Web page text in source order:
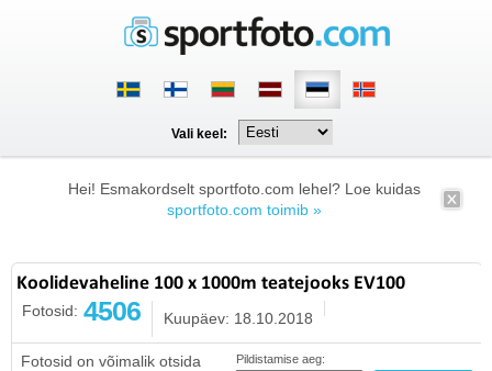
Vali keel:
Hei! Esmakordselt sportfoto.com lehel? Loe kuidas
sportfoto.com toimib »
Koolidevaheline 100 x 1000m teatejooks EV100
Fotosid: 4506 Kuupäev: 18.10.2018
Fotosid on võimalik otsida
Pildistamise aeg: